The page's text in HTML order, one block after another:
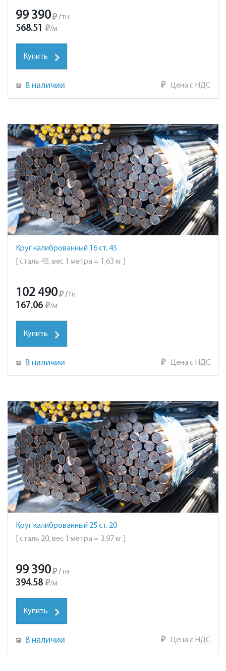
99 390₽ /тн
568.51 ₽/м
Купить
В наличии ₽ Цена с НДС
Круг калиброванный 16 ст. 45
[ сталь 45, вес 1 метра = 1,63 кг ]
102 490₽ /тн
167.06 ₽/м
Купить
В наличии ₽ Цена с НДС
Круг калиброванный 25 ст. 20
[ сталь 20, вес 1 метра = 3,97 кг ]
99 390₽ /тн
394.58 ₽/м
Купить
В наличии ₽ Цена с НДС